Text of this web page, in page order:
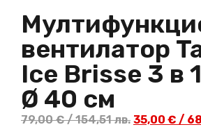
вентилатор
Ice Brisse 3 в
Ø 40 см
79,00€/ 154,51 лв. 35,00 € /